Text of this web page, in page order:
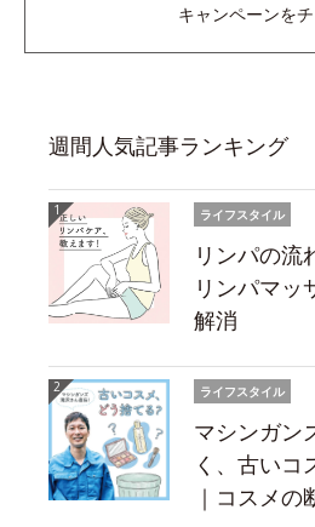
キャンペーンを
週間人気記事ランキング
ライフスタイル
リンパの流
リンパマッ
解消
ライフスタイル
マシンガン
く、古いコ
｜コスメ